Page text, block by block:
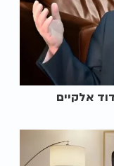
אלקיים